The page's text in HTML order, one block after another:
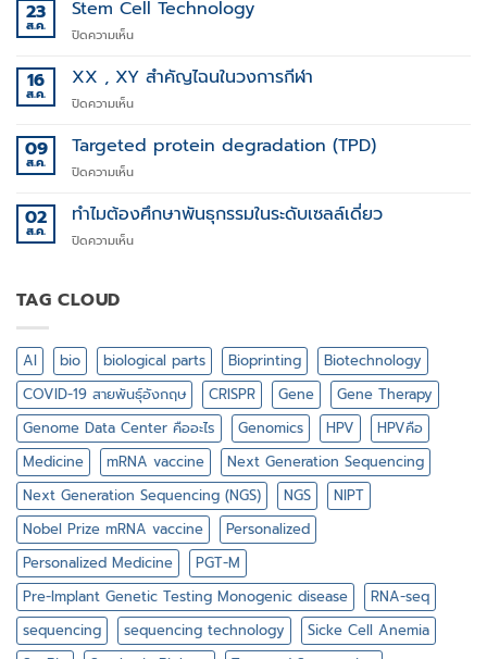
ปฏิวัติ
รักษา
ทาง
23
ส.ค.
Stem Cell Technology
ปิดความเห็นบน
Cell
Technology
16
ส.ค.
XX , XY สำคัญไฉนในวงการกีฬา
ปิดความเห็นบน
,
สำคัญ
ใน
กีฬา
09
ส.ค.
Targeted protein degradation (TPD)
ปิดความเห็นบน
protein
(TPD)
02
ส.ค.
ทำไมต้องศึกษาพันธุกรรมในระดับเซลล์เดี่ยว
ปิดความเห็นบน
ระดับ
เซลล์
เดี่ยว
TAG CLOUD
AI bio biological parts Bioprinting
Biotechnology
COVID-19 สายพันธุ์อังกฤษ
CRISPR Gene
Gene Therapy
Genome Data Center คืออะไร
Genomics HPV
HPVคือ
Medicine
mRNA vaccine
Next Generation Sequencing
Next Generation Sequencing (NGS)
NGS
NIPT
Nobel Prize mRNA vaccine
Personalized
Personalized Medicine
PGT-M
Pre-Implant Genetic Testing Monogenic disease
RNA-seq
sequencing
sequencing technology
Sicke Cell Anemia